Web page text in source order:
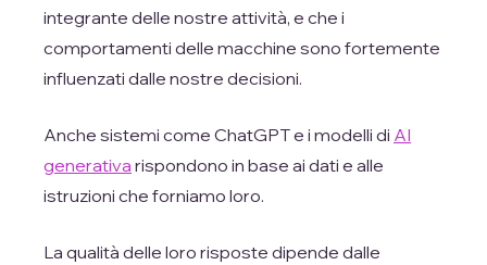
integrante delle nostre attività, e che i
comportamenti delle macchine sono fortemente
influenzati dalle nostre decisioni.
Anche sistemi come ChatGPT e i modelli di AI
generativa rispondono in base ai dati e alle
istruzioni che forniamo loro.
La qualità delle loro risposte dipende dalle